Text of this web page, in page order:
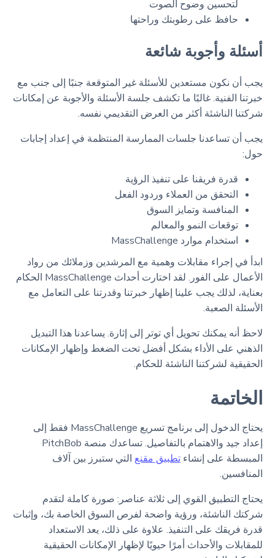
لتحسين وضوح الصوت
حافظ على رطوبتك وراحتها
أسئلة وأجوبة شائعة
يجب أن نكون مستعدين للأسئلة غير المتوقعة جنبًا إلى جنب مع
خبرتنا الفنية. غالبًا ما تكشف جلسة الأسئلة والأجوبة عن إمكانات
شركتنا الناشئة أكثر من العرض التقديمي نفسه.
يجب أن تساعدنا جلسات الممارسة المنتظمة في إعداد إجابات
حول:
قدرة فريقنا على تنفيذ الرؤية
التحقق من العملاء وردود الفعل
المنافسة وتمايز السوق
توقعات النمو والمعالم
استخدام موارد MassChallenge
ابدأ في إجراء مقابلات وهمية مع المرشدين وزملائك من رواد
الأعمال على الفور. لقد اختارت أحداث MassChallenge الحكام
بعناية، لذلك يجب علينا إظهار خبرتنا وقدرتنا على التعامل مع
الأسئلة الصعبة.
لاحظ أنه يمكنك تحويل أي توتر إلى إثارة. يساعدنا هذا التبديل
الذهني على الأداء بشكل أفضل تحت الضغط وإظهار الإمكانات
الحقيقية لشركتنا الناشئة للحكام.
الخاتمة
يحتاج الدخول إلى برنامج تسريع MassChallenge فقط إلى
إعداد جيد والاهتمام بالتفاصيل. تساعدك منصة PitchBob
المبسطة على إنشاء تطبيق مقنع التي ستبرز بين آلاف
المنافسين.
يحتاج التطبيق القوي إلى ثلاثة عناصر: صورة كاملة لتقدم
شركتك الناشئة، ورؤية واضحة لفرص السوق الخاصة بك، وإثبات
قدرة فريقك على التنفيذ. علاوة على ذلك، يعد الاستعداد
للمقابلات والأحداث أمرًا حيويًا لإظهار الإمكانات الحقيقية